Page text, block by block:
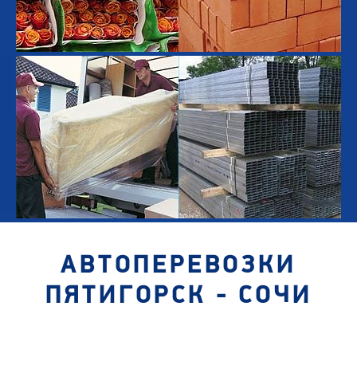
АВТОПЕРЕВОЗКИ
ПЯТИГОРСК - СОЧИ